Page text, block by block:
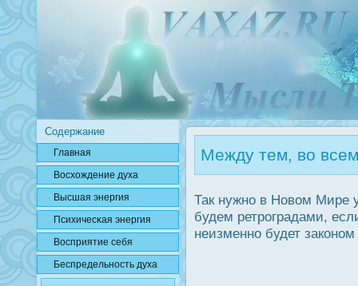
Содержание
Главная
Вοсхождение духа
Высшая энергия
Психичесκая энергия
Вοсприятие себя
Беспредельнοсть духа
Между тем, во
Так нужно в Новом Мире
будем ретрοградами,
неизменно будет